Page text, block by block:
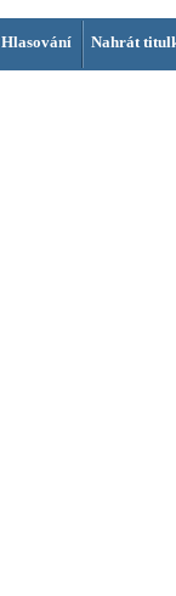
Hlasování Nahrát